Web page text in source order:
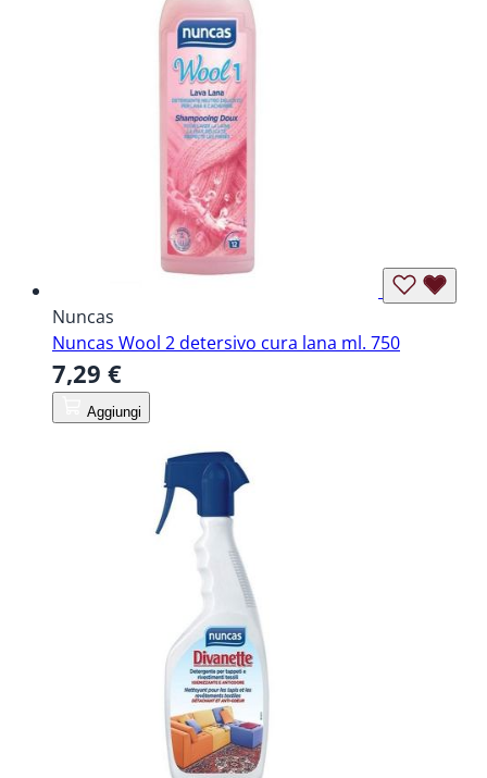
Nuncas
Nuncas Wool 2 detersivo cura lana ml. 750
7,29 €
Aggiungi